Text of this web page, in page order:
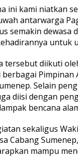
ini kami niatkan
antarwarga
semakin dewasa
untuk
tersebut diikuti
Pimpinan
Selain
diisi dengan
bencana
sekaligus
Cabang
mampu